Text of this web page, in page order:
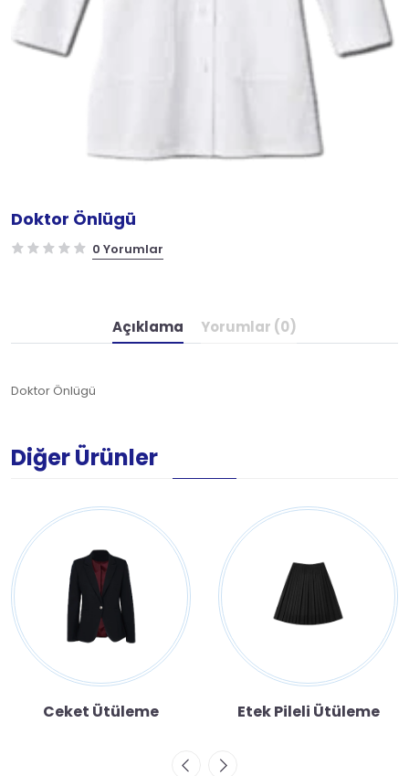
Doktor Önlügü
0 Yorumlar
Açıklama Yorumlar (0)
Doktor Önlügü
Diğer Ürünler
Ceket Ütüleme Etek Pileli Ütüleme